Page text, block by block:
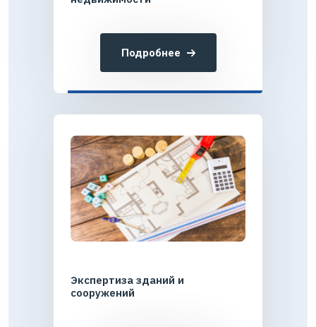
Подробнее
Экспертиза зданий и
сооружений